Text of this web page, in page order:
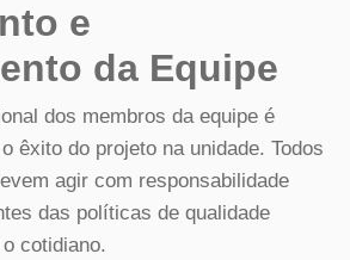
e
da Equipe
dos membros da equipe é
êxito do projeto na unidade. Todos
agir com responsabilidade
das políticas de qualidade
cotidiano.